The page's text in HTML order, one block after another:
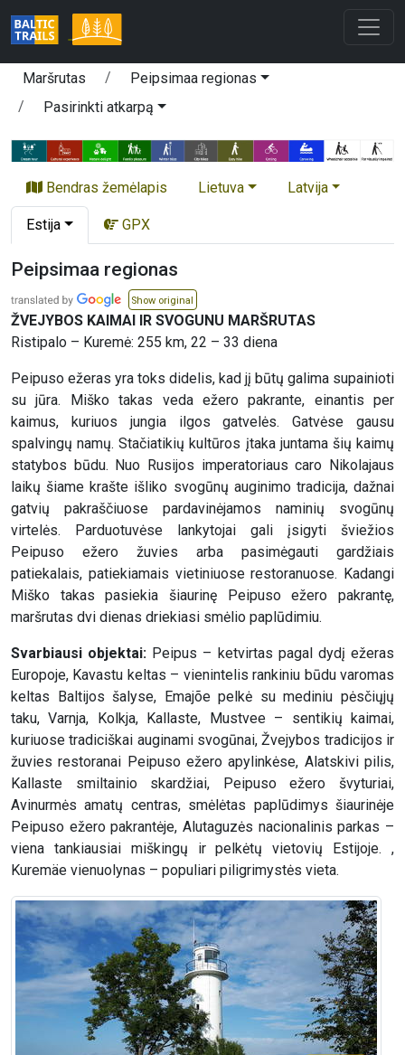
Maršrutas
Peipsimaa regionas
Pasirinkti atkarpą
Bendras žemėlapis Lietuva Latvija
Estija GPX
Peipsimaa regionas
Show original
ŽVEJYBOS KAIMAI IR SVOGUNU MARŠRUTAS
Ristipalo – Kuremė: 255 km, 22 – 33 diena
Peipuso ežeras yra toks didelis, kad jį būtų galima supainioti
su jūra. Miško takas veda ežero pakrante, einantis per
kaimus, kuriuos jungia ilgos gatvelės. Gatvėse gausu
spalvingų namų. Stačiatikių kultūros įtaka juntama šių kaimų
statybos būdu. Nuo Rusijos imperatoriaus caro Nikolajaus
laikų šiame krašte išliko svogūnų auginimo tradicija, dažnai
gatvių pakraščiuose pardavinėjamos naminių svogūnų
virtelės. Parduotuvėse lankytojai gali įsigyti šviežios
Peipuso ežero žuvies arba pasimėgauti gardžiais
patiekalais, patiekiamais vietiniuose restoranuose. Kadangi
Miško takas pasiekia šiaurinę Peipuso ežero pakrantę,
maršrutas dvi dienas driekiasi smėlio paplūdimiu.
Svarbiausi objektai: Peipus – ketvirtas pagal dydį ežeras
Europoje, Kavastu keltas – vienintelis rankiniu būdu varomas
keltas Baltijos šalyse, Emajõe pelkė su mediniu pėsčiųjų
taku, Varnja, Kolkja, Kallaste, Mustvee – sentikių kaimai,
kuriuose tradiciškai auginami svogūnai, Žvejybos tradicijos ir
žuvies restoranai Peipuso ežero apylinkėse, Alatskivi pilis,
Kallaste smiltainio skardžiai, Peipuso ežero švyturiai,
Avinurmės amatų centras, smėlėtas paplūdimys šiaurinėje
Peipuso ežero pakrantėje, Alutaguzės nacionalinis parkas –
viena tankiausiai miškingų ir pelkėtų vietovių Estijoje. ,
Kuremäe vienuolynas – populiari piligrimystės vieta.